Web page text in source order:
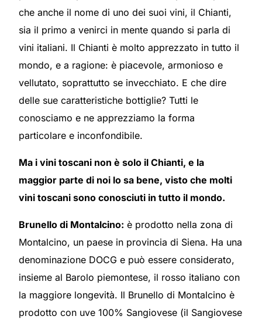
che anche il nome di uno dei suoi vini, il Chianti,
sia il primo a venirci in mente quando si parla di
vini italiani. Il Chianti è molto apprezzato in tutto il
mondo, e a ragione: è piacevole, armonioso e
vellutato, soprattutto se invecchiato. E che dire
delle sue caratteristiche bottiglie? Tutti le
conosciamo e ne apprezziamo la forma
particolare e inconfondibile.
Ma i vini toscani non è solo il Chianti, e la
maggior parte di noi lo sa bene, visto che molti
vini toscani sono conosciuti in tutto il mondo.
Brunello di Montalcino: è prodotto nella zona di
Montalcino, un paese in provincia di Siena. Ha una
denominazione DOCG e può essere considerato,
insieme al Barolo piemontese, il rosso italiano con
la maggiore longevità. Il Brunello di Montalcino è
prodotto con uve 100% Sangiovese (il Sangiovese